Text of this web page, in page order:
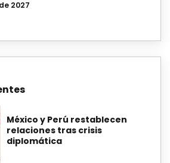
2027
México y Perú restablecen
relaciones tras crisis
diplomática